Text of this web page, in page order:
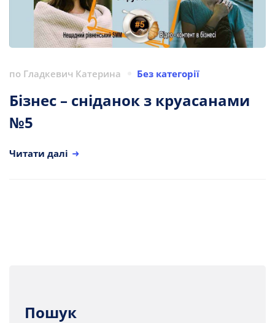
по Гладкевич Катерина Без категорії
Бізнес – сніданок з круасанами
№5
Читати далі
Пошук